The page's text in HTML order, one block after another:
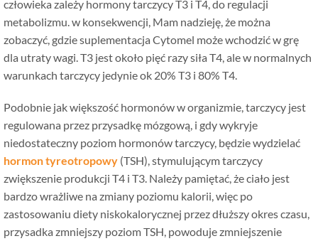
człowieka zależy hormony tarczycy T3 i T4, do regulacji
metabolizmu. w konsekwencji, Mam nadzieję, że można
zobaczyć, gdzie suplementacja Cytomel może wchodzić w grę
dla utraty wagi. T3 jest około pięć razy siła T4, ale w normalnych
warunkach tarczycy jedynie ok 20% T3 i 80% T4.
Podobnie jak większość hormonów w organizmie, tarczycy jest
regulowana przez przysadkę mózgową, i gdy wykryje
niedostateczny poziom hormonów tarczycy, będzie wydzielać
hormon tyreotropowy (TSH), stymulującym tarczycy
zwiększenie produkcji T4 i T3. Należy pamiętać, że ciało jest
bardzo wrażliwe na zmiany poziomu kalorii, więc po
zastosowaniu diety niskokalorycznej przez dłuższy okres czasu,
przysadka zmniejszy poziom TSH, powoduje zmniejszenie